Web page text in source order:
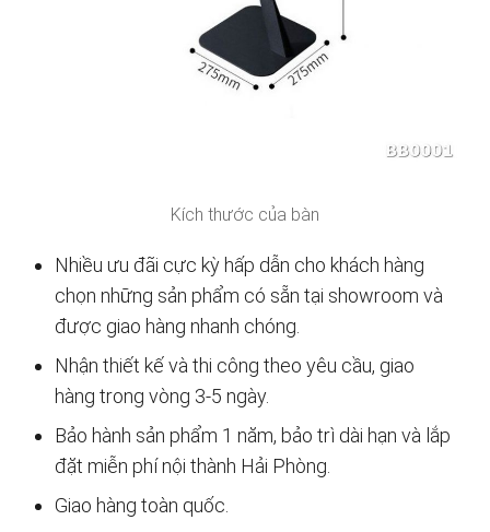
Kích thước của bàn
Nhiều ưu đãi cực kỳ hấp dẫn cho khách hàng
chọn những sản phẩm có sẵn tại showroom và
được giao hàng nhanh chóng.
Nhận thiết kế và thi công theo yêu cầu, giao
hàng trong vòng 3-5 ngày.
Bảo hành sản phẩm 1 năm, bảo trì dài hạn và lắp
đặt miễn phí nội thành Hải Phòng.
Giao hàng toàn quốc.